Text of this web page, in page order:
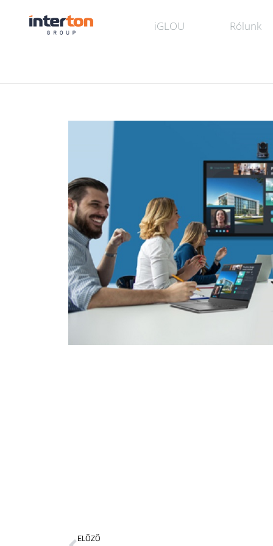
iGLOU Rólunk
ELŐZŐ